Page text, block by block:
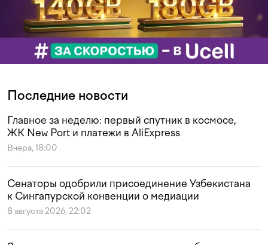
Последние новости
Главное за неделю: первый спутник в космосе,
ЖК New Port и платежи в AliExpress
Вчера, 18:00
Сенаторы одобрили присоединение Узбекистана
к Сингапурской конвенции о медиации
8 августа 2026, 22:02